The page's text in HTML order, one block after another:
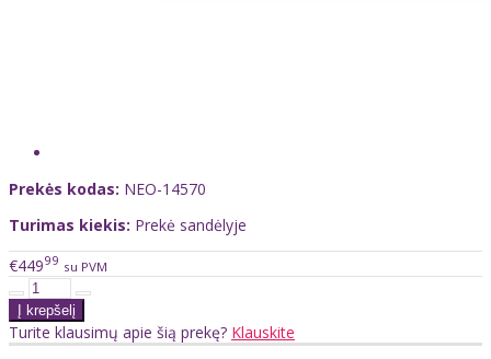
Prekės kodas: NEO-14570
Turimas kiekis: Prekė sandėlyje
€44999 su PVM
Turite klausimų apie šią prekę? Klauskite